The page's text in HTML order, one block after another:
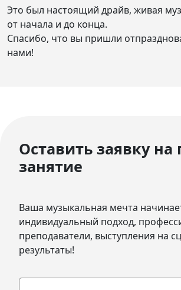
Это был настоящий драйв, живая
от начала и до конца.
Спасибо, что вы пришли
нами!
Оставить заявку на
занятие
Ваша музыкальная мечта
индивидуальный подход,
преподаватели, выступления на
результаты!